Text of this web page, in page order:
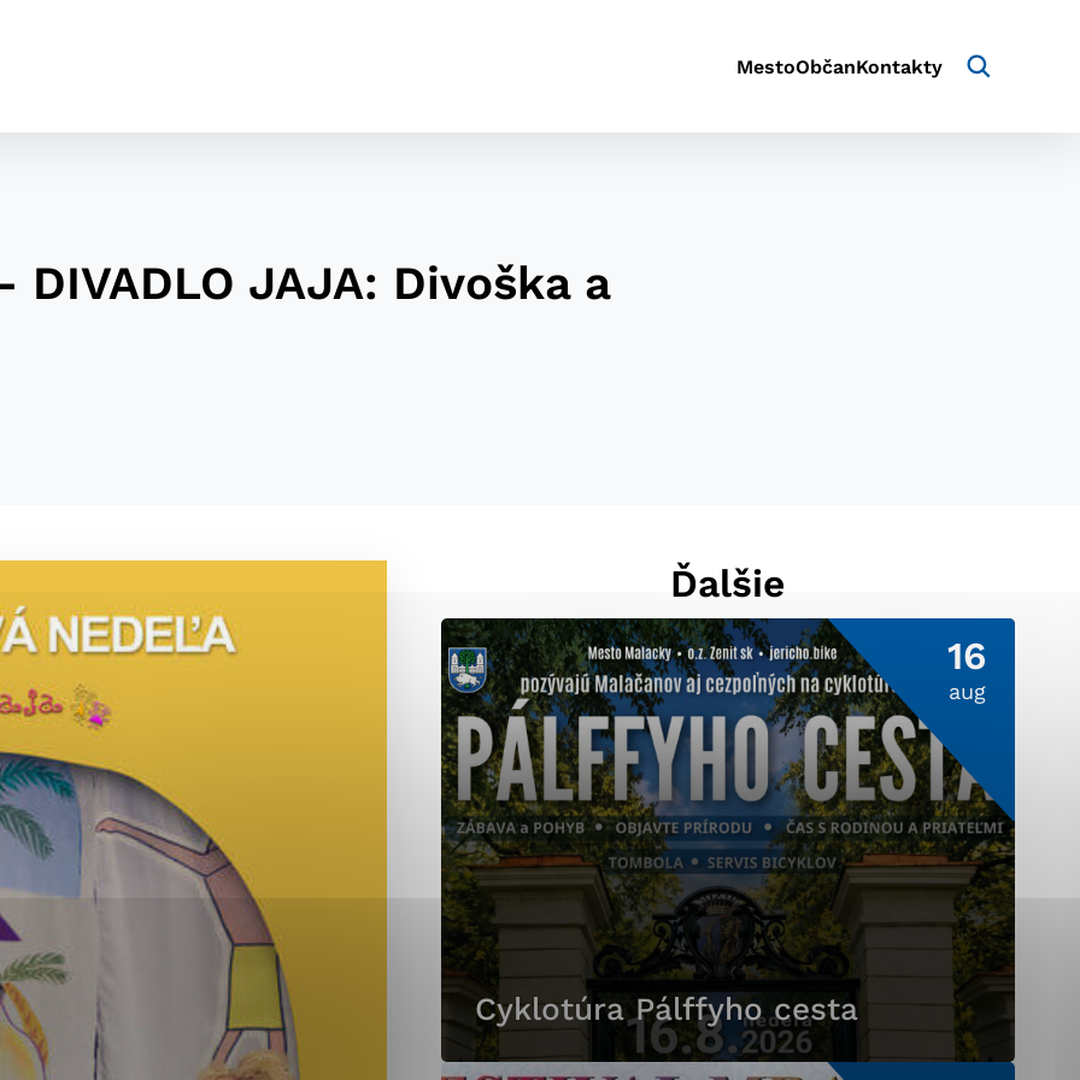
MestoObčanKontakty
JAJA: Divoška a
Ďalšie
16
aug
Cyklotúra Pálffyho cesta
pre prevádzku nevyhnutné a pomáhajú urobiť webové stránky uplatniteľnými
funkcie, ako je navigácia na stránke a prístup k zabezpečeným oblastiam webovej
cookie nemôže web správne fungovať.
prevádzkovateľovi stránok pochopiť, ako návštevníci stránok stránku používajú,
a ponúknuť im lepšiu skúsenosť. Všetky dáta sa zbierajú anonymne a nie je
osobou.
Povoliť všetko Uložiť nastavenia Viac informácií